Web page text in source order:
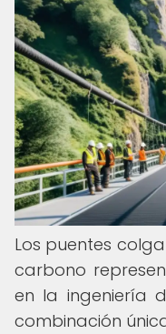
Los puentes
carbono
en la ingeniería
combinación